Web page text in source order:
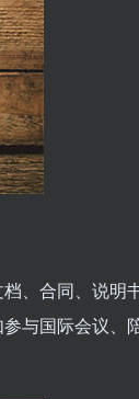
、合同、说明
与国际会议、